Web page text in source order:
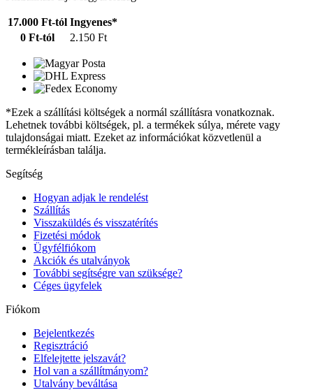
17.000 Ft-tól Ingyenes*
0 Ft-tól
2.150 Ft
*Ezek a szállítási költségek a normál szállításra vonatkoznak.
Lehetnek további költségek, pl. a termékek súlya, mérete vagy
tulajdonságai miatt. Ezeket az információkat közvetlenül a
termékleírásban találja.
Segítség
Hogyan adjak le rendelést
Szállítás
Visszaküldés és visszatérítés
Fizetési módok
Ügyfélfiókom
Akciók és utalványok
További segítségre van szüksége?
Céges ügyfelek
Fiókom
Bejelentkezés
Regisztráció
Elfelejtette jelszavát?
Hol van a szállítmányom?
Utalvány beváltása